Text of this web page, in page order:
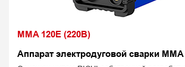
MMA 120E (220В)
Аппарат электродуговой сварки MMA